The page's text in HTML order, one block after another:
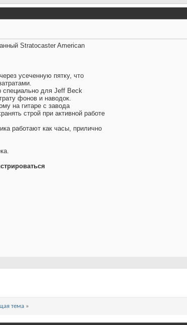
Stratocaster American
усеченную пятку, что
специально для Jeff Beck
фонов и наводок.
на гитаре с завода
строй при активной работе
работают как часы, прилично
тема »